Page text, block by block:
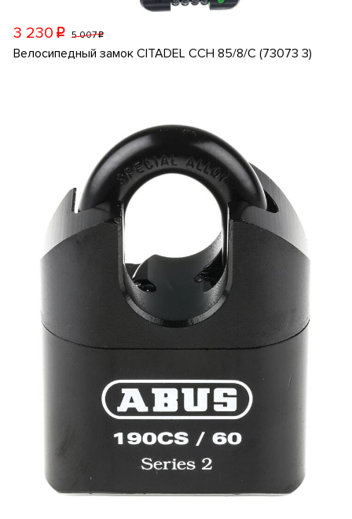
3 230 p 5 007p
Велосипедный замок CITADEL CCH 85/8/C (73073 3)